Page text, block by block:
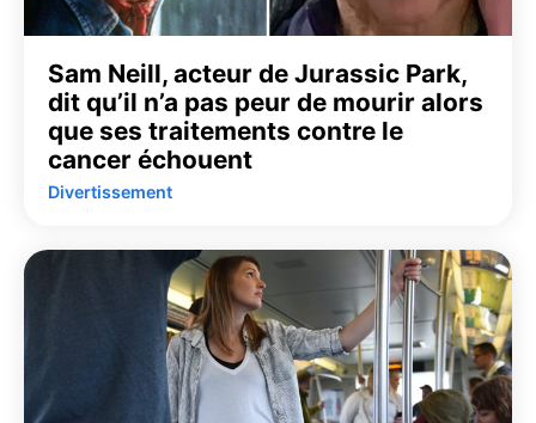
Sam Neill, acteur de Jurassic Park,
dit qu’il n’a pas peur de mourir alors
que ses traitements contre le
cancer échouent
Divertissement